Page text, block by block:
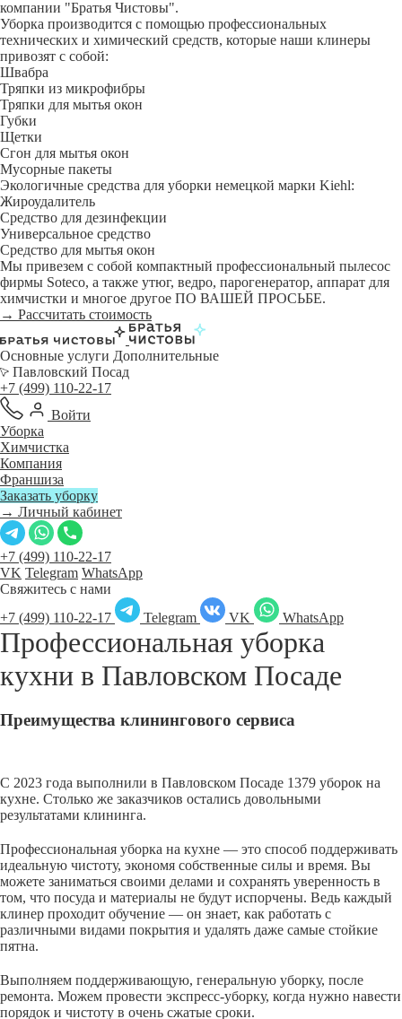
компании "Братья Чистовы".
Уборка производится с помощью профессиональных
технических и химический средств, которые наши клинеры
привозят с собой:
Швабра
Тряпки из микрофибры
Тряпки для мытья окон
Губки
Щетки
Сгон для мытья окон
Мусорные пакеты
Экологичные средства для уборки немецкой марки Kiehl:
Жироудалитель
Средство для дезинфекции
Универсальное средство
Средство для мытья окон
Мы привезем с собой компактный профессиональный пылесос
фирмы Soteco, а также утюг, ведро, парогенератор, аппарат для
химчистки и многое другое ПО ВАШЕЙ ПРОСЬБЕ.
→ Рассчитать стоимость
Основные услуги Дополнительные
Павловский Посад
+7 (499) 110-22-17
Войти
Уборка
Химчистка
Компания
Франшиза
Заказать уборку
→ Личный кабинет
+7 (499) 110-22-17
VK Telegram WhatsApp
Свяжитесь с нами
+7 (499) 110-22-17
Telegram VK WhatsApp
Профессиональная уборка
кухни в Павловском Посаде
Преимущества клинингового сервиса
С 2023 года выполнили в Павловском Посаде 1379 уборок на
кухне. Столько же заказчиков остались довольными
результатами клининга.
Профессиональная уборка на кухне — это способ поддерживать
идеальную чистоту, экономя собственные силы и время. Вы
можете заниматься своими делами и сохранять уверенность в
том, что посуда и материалы не будут испорчены. Ведь каждый
клинер проходит обучение — он знает, как работать с
различными видами покрытия и удалять даже самые стойкие
пятна.
Выполняем поддерживающую, генеральную уборку, после
ремонта. Можем провести экспресс-уборку, когда нужно навести
порядок и чистоту в очень сжатые сроки.